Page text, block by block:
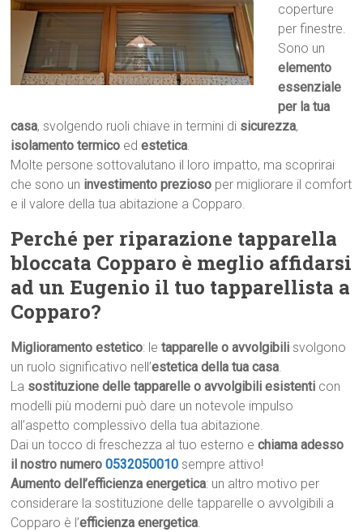
coperture
per finestre.
Sono un
elemento
essenziale
per la tua
casa, svolgendo ruoli chiave in termini di sicurezza,
isolamento termico edestetica.
Molte persone sottovalutano il loro impatto, ma scoprirai
che sono un investimento prezioso per migliorare il comfort
e il valore della tua abitazione a Copparo.
Perché per riparazione tapparella
bloccata Copparo è meglio affidarsi
ad un Eugenio il tuo tapparellista a
Copparo?
Miglioramento estetico: letapparelle o avvolgibili svolgono
un ruolo significativo nell’estetica della tua casa.
La sostituzione delle tapparelle o avvolgibili esistenti con
modelli più moderni può dare un notevole impulso
all’aspetto complessivo della tua abitazione.
Dai un tocco di freschezza al tuo esterno echiama adesso
il nostro numero0532050010 sempre attivo!
Aumento dell’efficienza energetica: un altro motivo per
considerare la sostituzione delle tapparelle o avvolgibili a
Copparo è l’efficienza energetica.